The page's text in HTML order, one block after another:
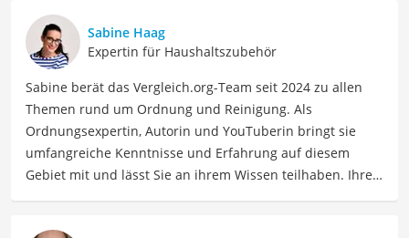
Sabine Haag
Expertin für Haushaltszubehör
Sabine berät das Vergleich.org-Team seit 2024 zu allen
Themen rund um Ordnung und Reinigung. Als
Ordnungsexpertin, Autorin und YouTuberin bringt sie
umfangreiche Kenntnisse und Erfahrung auf diesem
Gebiet mit und lässt Sie an ihrem Wissen teilhaben. Ihre